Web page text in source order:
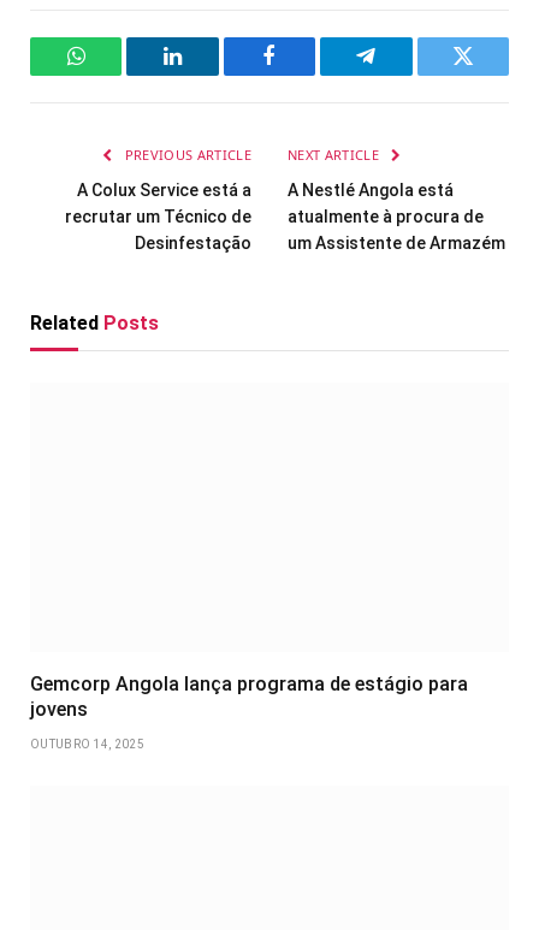
WhatsAppLinkedIn Facebook Telegram Twitter
PREVIOUS ARTICLE
A Colux Service está a
recrutar um Técnico de
Desinfestação
NEXT ARTICLE
A Nestlé Angola está
atualmente à procura de
um Assistente de Armazém
Related Posts
Gemcorp Angola lança programa de estágio para
jovens
OUTUBRO 14, 2025